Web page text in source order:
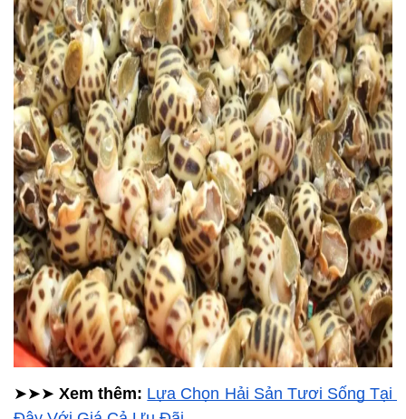
➤➤➤ Xem thêm: Lựa Chọn Hải Sản Tươi Sống Tại